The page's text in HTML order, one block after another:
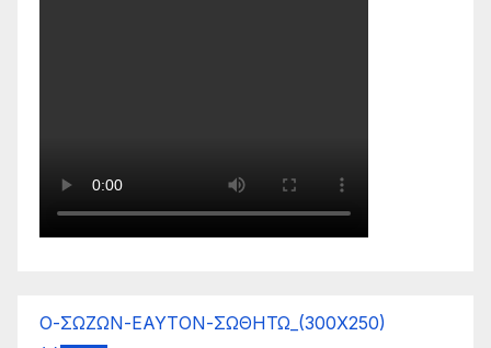
Ο-ΣΩΖΩΝ-ΕΑΥΤΟΝ-ΣΩΘΗΤΩ_(300Χ250)